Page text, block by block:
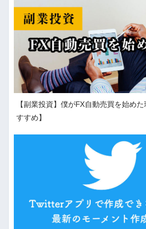
【副業投資】僕がFX自動売買を始め
すすめ】